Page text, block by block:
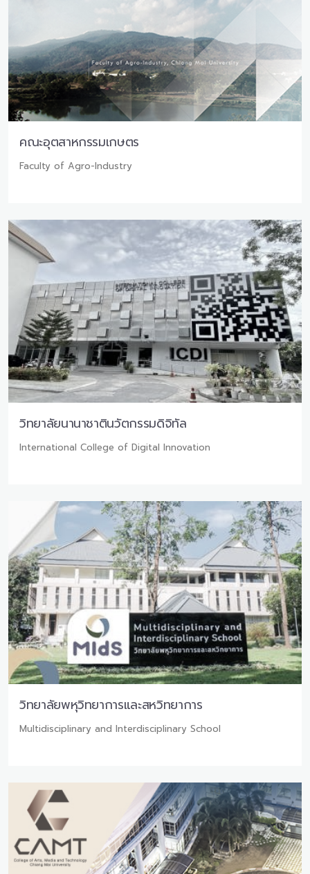
คณะอุตสาหกรรมเกษตร
Faculty of Agro-Industry
วิทยาลัยนานาชาตินวัตกรรมดิจิทัล
International College of Digital Innovation
วิทยาลัยพหุวิทยาการและสหวิทยาการ
Multidisciplinary and Interdisciplinary School